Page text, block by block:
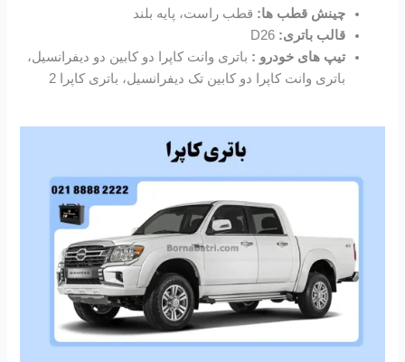
چینش قطب ها: قطب راست، پایه بلند
قالب باتری: D26
تیپ های خودرو : باتری وانت کاپرا دو کابین دو دیفرانسیل،
باتری وانت کاپرا دو کابین تک دیفرانسیل، باتری کاپرا 2